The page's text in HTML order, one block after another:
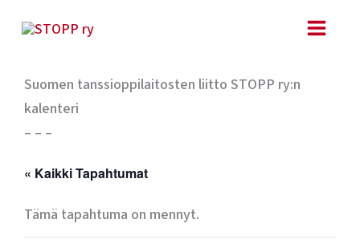
sisältöön
Suomen tanssioppilaitosten liitto STOPP ry:n
kalenteri
– – –
« Kaikki Tapahtumat
Tämä tapahtuma on mennyt.